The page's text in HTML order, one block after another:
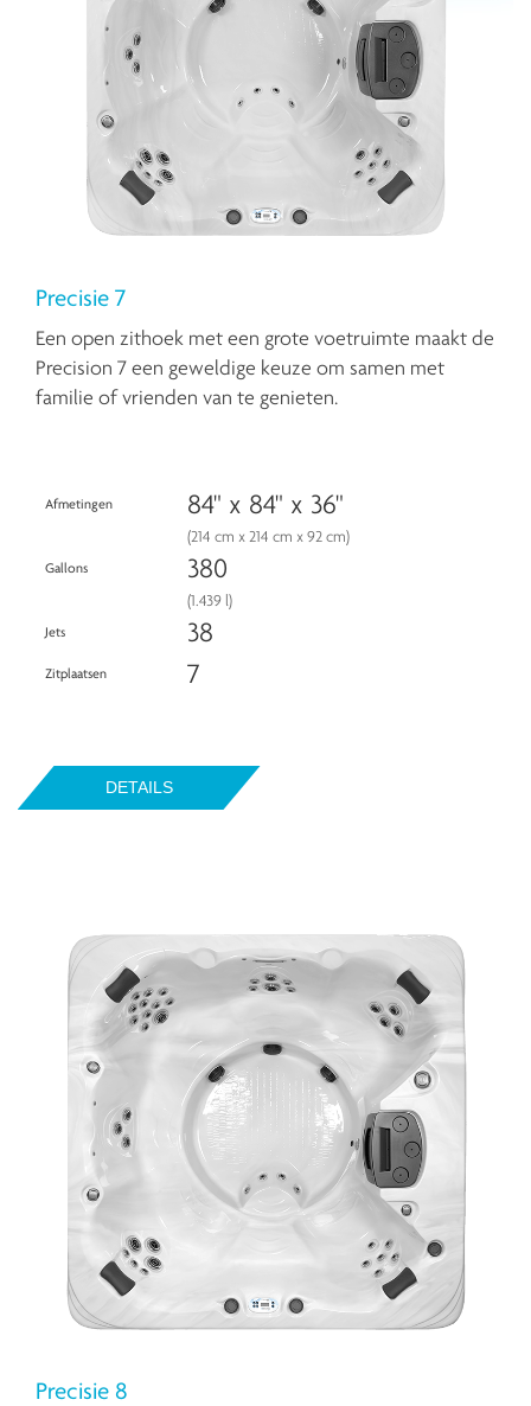
Precisie 7
Een open zithoek met een grote voetruimte maakt de
Precision 7 een geweldige keuze om samen met
familie of vrienden van te genieten.
Afmetingen 84" x 84" x 36"
(214 cm x 214 cm x 92 cm)
Gallons 380
(1.439 l)
Jets 38
Zitplaatsen 7
DETAILS
Precisie 8